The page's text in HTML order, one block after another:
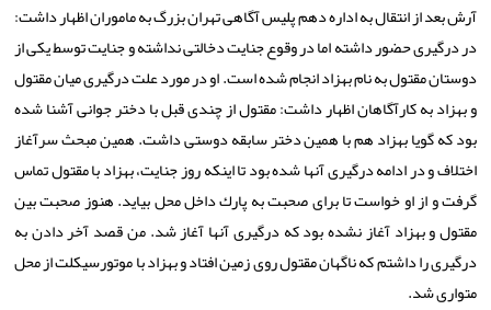
آرش بعد از انتقال به اداره دهم پلیس آگاهی تهران بزرگ به ماموران اظهار داشت:
در درگیری حضور داشته اما در وقوع جنایت دخالتی نداشته و جنایت توسط یكی از
دوستان مقتول به نام بهزاد انجام شده است. او در مورد علت درگیری میان مقتول
و بهزاد به كارآگاهان اظهار داشت: مقتول از چندی قبل با دختر جوانی آشنا شده
بود كه گویا بهزاد هم با همین دختر سابقه دوستی داشت. همین مبحث سرآغاز
اختلاف و در ادامه درگیری آنها شده بود تا اینكه روز جنایت، بهزاد با مقتول تماس
گرفت و از او خواست تا برای صحبت به پارك داخل محل بیاید. هنوز صحبت بین
مقتول و بهزاد آغاز نشده بود كه درگیری آنها آغاز شد. من قصد آخر دادن به
درگیری را داشتم كه ناگهان مقتول روی زمین افتاد و بهزاد با موتورسیكلت از محل
متواری شد.